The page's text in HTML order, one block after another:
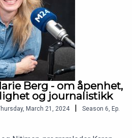
Berg - om åpenhet,
og journalistikk
March 21, 2024 Season 6, Ep.